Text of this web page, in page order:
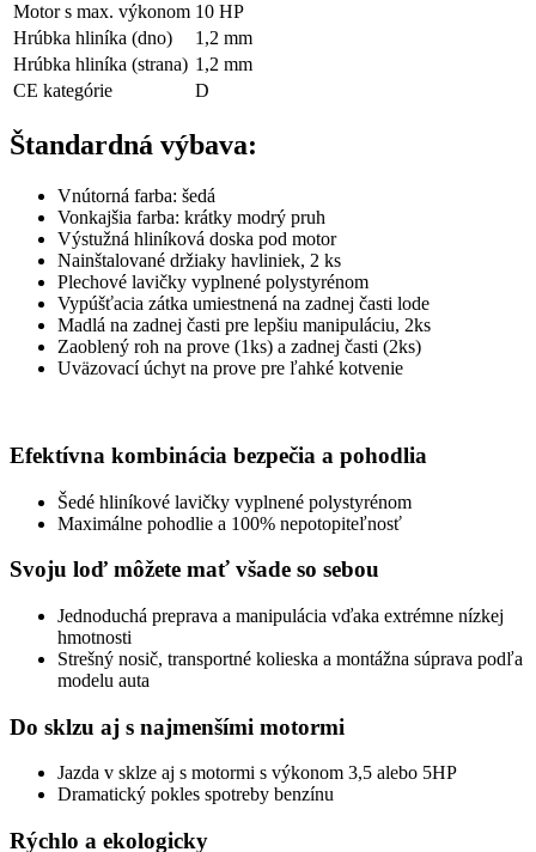
Motor s max. výkonom 10 HP
Hrúbka hliníka (dno)
1,2 mm
Hrúbka hliníka (strana) 1,2 mm
CE kategórie
D
Štandardná výbava:
Vnútorná farba: šedá
Vonkajšia farba: krátky modrý pruh
Výstužná hliníková doska pod motor
Nainštalované držiaky havliniek, 2 ks
Plechové lavičky vyplnené polystyrénom
Vypúšťacia zátka umiestnená na zadnej časti lode
Madlá na zadnej časti pre lepšiu manipuláciu, 2ks
Zaoblený roh na prove (1ks) a zadnej časti (2ks)
Uväzovací úchyt na prove pre ľahké kotvenie
Efektívna kombinácia bezpečia a pohodlia
Šedé hliníkové lavičky vyplnené polystyrénom
Maximálne pohodlie a 100% nepotopiteľnosť
Svoju loď môžete mať všade so sebou
Jednoduchá preprava a manipulácia vďaka extrémne nízkej
hmotnosti
Strešný nosič, transportné kolieska a montážna súprava podľa
modelu auta
Do sklzu aj s najmenšími motormi
Jazda v sklze aj s motormi s výkonom 3,5 alebo 5HP
Dramatický pokles spotreby benzínu
Rýchlo a ekologicky